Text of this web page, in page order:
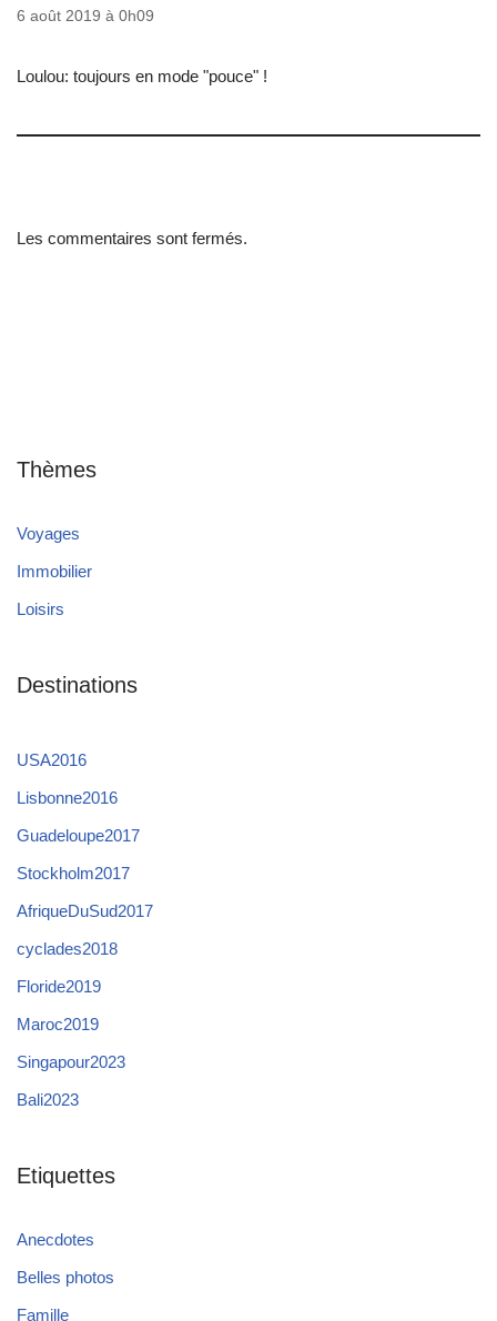
6 août 2019 à 0h09
Loulou: toujours en mode "pouce" !
Les commentaires sont fermés.
Thèmes
Voyages
Immobilier
Loisirs
Destinations
USA2016
Lisbonne2016
Guadeloupe2017
Stockholm2017
AfriqueDuSud2017
cyclades2018
Floride2019
Maroc2019
Singapour2023
Bali2023
Etiquettes
Anecdotes
Belles photos
Famille